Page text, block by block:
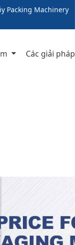
Packing Machinery
Các giải pháp